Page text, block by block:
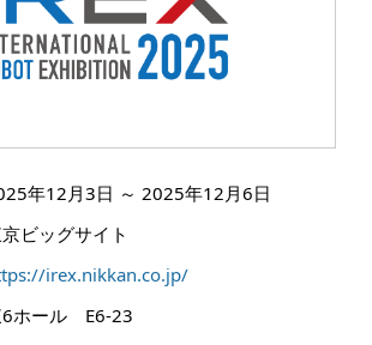
年12月3日 ～ 2025年12月6日
ビッグサイト
irex.nikkan.co.jp/
ホール E6-23